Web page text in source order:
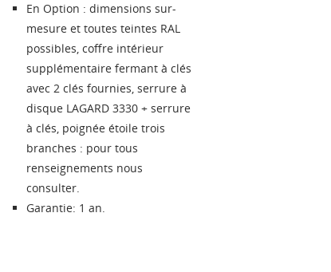
En Option : dimensions sur-
mesure et toutes teintes RAL
possibles, coffre intérieur
supplémentaire fermant à clés
avec 2 clés fournies, serrure à
disque LAGARD 3330 + serrure
à clés, poignée étoile trois
branches : pour tous
renseignements nous
consulter.
Garantie: 1 an.
UNE LISTE D'ENVIES
liste d'envies
être connecté pour ajouter des produits à votre liste